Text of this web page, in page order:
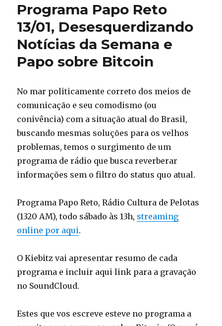
Oscar
PT
e
aliados
Brasil
nas
Mãos
Programa Papo Reto
13/01, Desesquerdizando
Notícias da Semana e
Papo sobre Bitcoin
No mar politicamente correto dos meios de
comunicação e seu comodismo (ou
conivência) com a situação atual do Brasil,
buscando mesmas soluções para os velhos
problemas, temos o surgimento de um
programa de rádio que busca reverberar
informações sem o filtro do status quo atual.
Programa Papo Reto, Rádio Cultura de Pelotas
(1320 AM), todo sábado às 13h, streaming
online por aqui.
O Kiebitz vai apresentar resumo de cada
programa e incluir aqui link para a gravação
no SoundCloud.
Estes que vos escreve esteve no programa a